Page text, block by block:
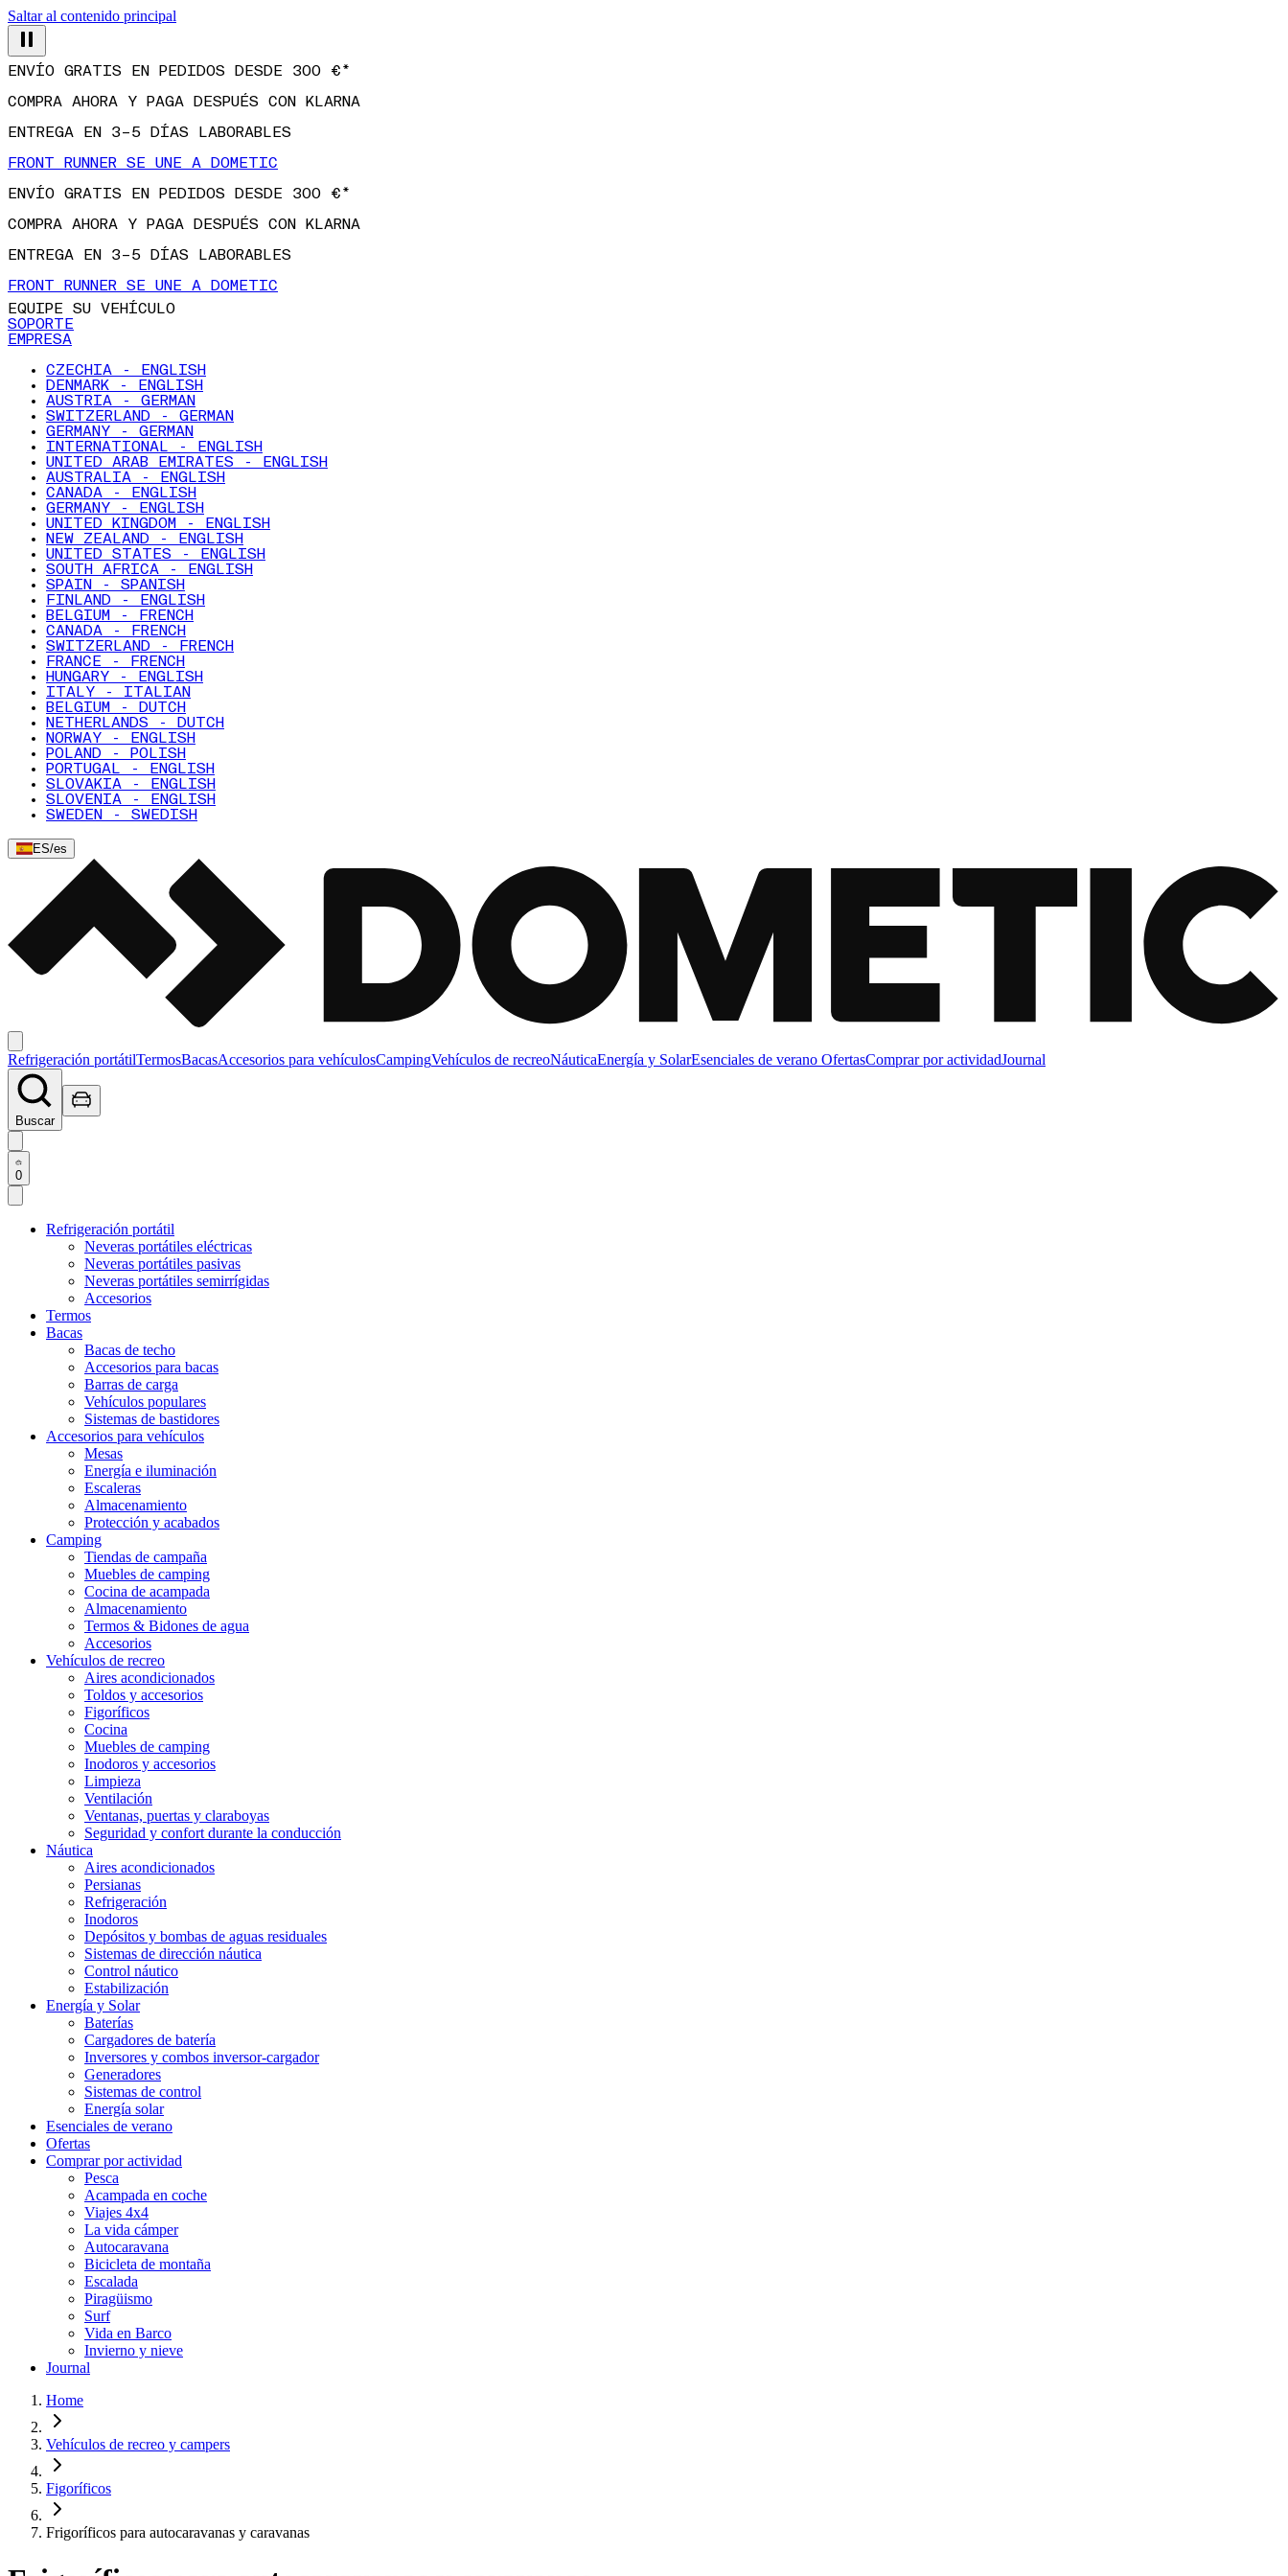
Saltar al contenido principal
ENVÍO GRATIS EN PEDIDOS DESDE 300 €*
COMPRA AHORA Y PAGA DESPUÉS CON KLARNA
ENTREGA EN 3–5 DÍAS LABORABLES
FRONT RUNNER SE UNE A DOMETIC
ENVÍO GRATIS EN PEDIDOS DESDE 300 €*
COMPRA AHORA Y PAGA DESPUÉS CON KLARNA
ENTREGA EN 3–5 DÍAS LABORABLES
FRONT RUNNER SE UNE A DOMETIC
EQUIPE SU VEHÍCULO
SOPORTE
EMPRESA
CZECHIA - ENGLISH
DENMARK - ENGLISH
AUSTRIA - GERMAN
SWITZERLAND - GERMAN
GERMANY - GERMAN
INTERNATIONAL - ENGLISH
UNITED ARAB EMIRATES - ENGLISH
AUSTRALIA - ENGLISH
CANADA - ENGLISH
GERMANY - ENGLISH
UNITED KINGDOM - ENGLISH
NEW ZEALAND - ENGLISH
UNITED STATES - ENGLISH
SOUTH AFRICA - ENGLISH
SPAIN - SPANISH
FINLAND - ENGLISH
BELGIUM - FRENCH
CANADA - FRENCH
SWITZERLAND - FRENCH
FRANCE - FRENCH
HUNGARY - ENGLISH
ITALY - ITALIAN
BELGIUM - DUTCH
NETHERLANDS - DUTCH
NORWAY - ENGLISH
POLAND - POLISH
PORTUGAL - ENGLISH
SLOVAKIA - ENGLISH
SLOVENIA - ENGLISH
SWEDEN - SWEDISH
ES/es
Refrigeración portátilTermosBacasAccesorios para vehículosCampingVehículos de recreoNáuticaEnergía y SolarEsenciales de verano OfertasComprar por actividadJournal
Buscar
0
Refrigeración portátil
Neveras portátiles eléctricas
Neveras portátiles pasivas
Neveras portátiles semirrígidas
Accesorios
Termos
Bacas
Bacas de techo
Accesorios para bacas
Barras de carga
Vehículos populares
Sistemas de bastidores
Accesorios para vehículos
Mesas
Energía e iluminación
Escaleras
Almacenamiento
Protección y acabados
Camping
Tiendas de campaña
Muebles de camping
Cocina de acampada
Almacenamiento
Termos & Bidones de agua
Accesorios
Vehículos de recreo
Aires acondicionados
Toldos y accesorios
Figoríficos
Cocina
Muebles de camping
Inodoros y accesorios
Limpieza
Ventilación
Ventanas, puertas y claraboyas
Seguridad y confort durante la conducción
Náutica
Aires acondicionados
Persianas
Refrigeración
Inodoros
Depósitos y bombas de aguas residuales
Sistemas de dirección náutica
Control náutico
Estabilización
Energía y Solar
Baterías
Cargadores de batería
Inversores y combos inversor-cargador
Generadores
Sistemas de control
Energía solar
Esenciales de verano
Ofertas
Comprar por actividad
Pesca
Acampada en coche
Viajes 4x4
La vida cámper
Autocaravana
Bicicleta de montaña
Escalada
Piragüismo
Surf
Vida en Barco
Invierno y nieve
Journal
Home
Vehículos de recreo y campers
Figoríficos
Frigoríficos para autocaravanas y caravanas